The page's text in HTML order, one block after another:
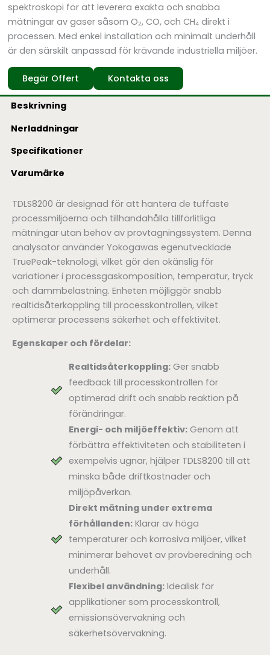
spektroskopi för att leverera exakta och snabba
mätningar av gaser såsom O₂, CO, och CH₄ direkt i
processen. Med enkel installation och minimalt underhåll
är den särskilt anpassad för krävande industriella miljöer.
Begär Offert Kontakta oss
Beskrivning
Nerladdningar
Specifikationer
Varumärke
TDLS8200 är designad för att hantera de tuffaste
processmiljöerna och tillhandahålla tillförlitliga
mätningar utan behov av provtagningssystem. Denna
analysator använder Yokogawas egenutvecklade
TruePeak-teknologi, vilket gör den okänslig för
variationer i processgaskomposition, temperatur, tryck
och dammbelastning. Enheten möjliggör snabb
realtidsåterkoppling till processkontrollen, vilket
optimerar processens säkerhet och effektivitet.
Egenskaper och fördelar:
Realtidsåterkoppling:Ger snabb
feedback till processkontrollen för
optimerad drift och snabb reaktion på
förändringar.
Energi- och miljöeffektiv:Genom att
förbättra effektiviteten och stabiliteten i
exempelvis ugnar, hjälper TDLS8200 till att
minska både driftkostnader och
miljöpåverkan.
Direkt mätning under extrema
förhållanden:Klarar av höga
temperaturer och korrosiva miljöer, vilket
minimerar behovet av provberedning och
underhåll.
Flexibel användning:Idealisk för
applikationer som processkontroll,
emissionsövervakning och
säkerhetsövervakning.